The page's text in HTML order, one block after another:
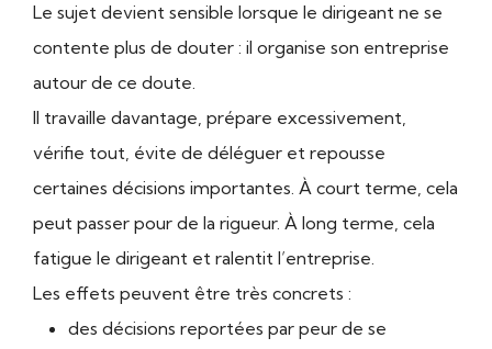
Le sujet devient sensible lorsque le dirigeant ne se
contente plus de douter : il organise son entreprise
autour de ce doute.
Il travaille davantage, prépare excessivement,
vérifie tout, évite de déléguer et repousse
certaines décisions importantes. À court terme, cela
peut passer pour de la rigueur. À long terme, cela
fatigue le dirigeant et ralentit l’entreprise.
Les effets peuvent être très concrets :
des décisions reportées par peur de se